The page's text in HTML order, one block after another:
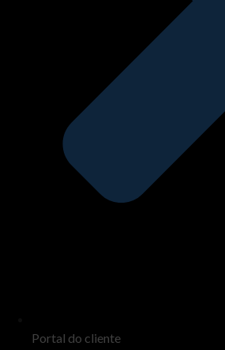
Portal do cliente